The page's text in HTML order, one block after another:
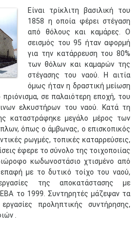
Είναι τρίκλιτη βασιλική του
1858 η οποία φέρει στέγαση
από θόλους και καμάρες. Ο
σεισμός του 95 ήταν αφορμή
για την κατάρρευση του 80%
των θόλων και καμαρών της
στέγασης του ναού. Η αιτία
όμως ήταν η δραστική μείωση
σε παλαιότερη εποχή, του
ελκυστήρων του ναού. Κατά τη
καταστράφηκε μεγάλο μέρος των
όπως ο άμβωνας, ο επισκοπικός
ρωγμές, τοπικές καταρρεύσεις,
έφερε το σύνολο της τοιχοποιίας
κωδωνοστάσιο χτισμένο από
με το δυτικό τοίχο του ναού,
της αποκατάστασης με
το 1999. Συντηρητές μάζεψαν τα
προληπτικής συντήρησης,
.